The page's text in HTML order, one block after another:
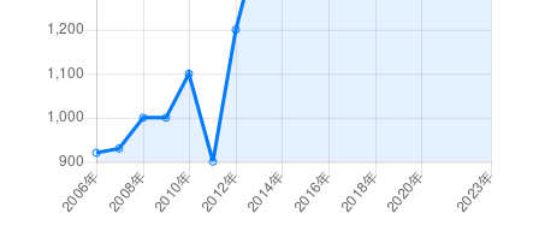
小田原
3,500万円
1,200万円
小田原
2,700万円
東照宮
落合
980万円
陸前落合